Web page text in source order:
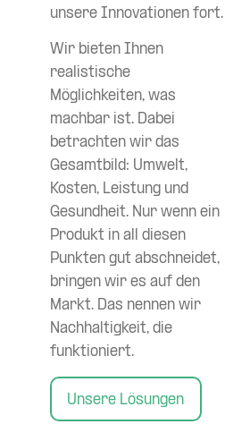
unsere Innovationen fort.
Wir bieten Ihnen
realistische
Möglichkeiten, was
machbar ist. Dabei
betrachten wir das
Gesamtbild: Umwelt,
Kosten, Leistung und
Gesundheit. Nur wenn ein
Produkt in all diesen
Punkten gut abschneidet,
bringen wir es auf den
Markt. Das nennen wir
Nachhaltigkeit, die
funktioniert.
Unsere Lösungen